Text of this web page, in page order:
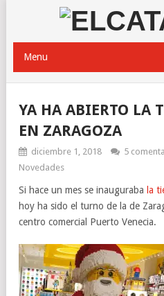
Menu
YA HA ABIERTO LA
EN ZARAGOZA
diciembre 1, 2018 5
Novedades
Si hace un mes se inauguraba la
hoy ha sido el turno de la de
centro comercial Puerto Venecia.